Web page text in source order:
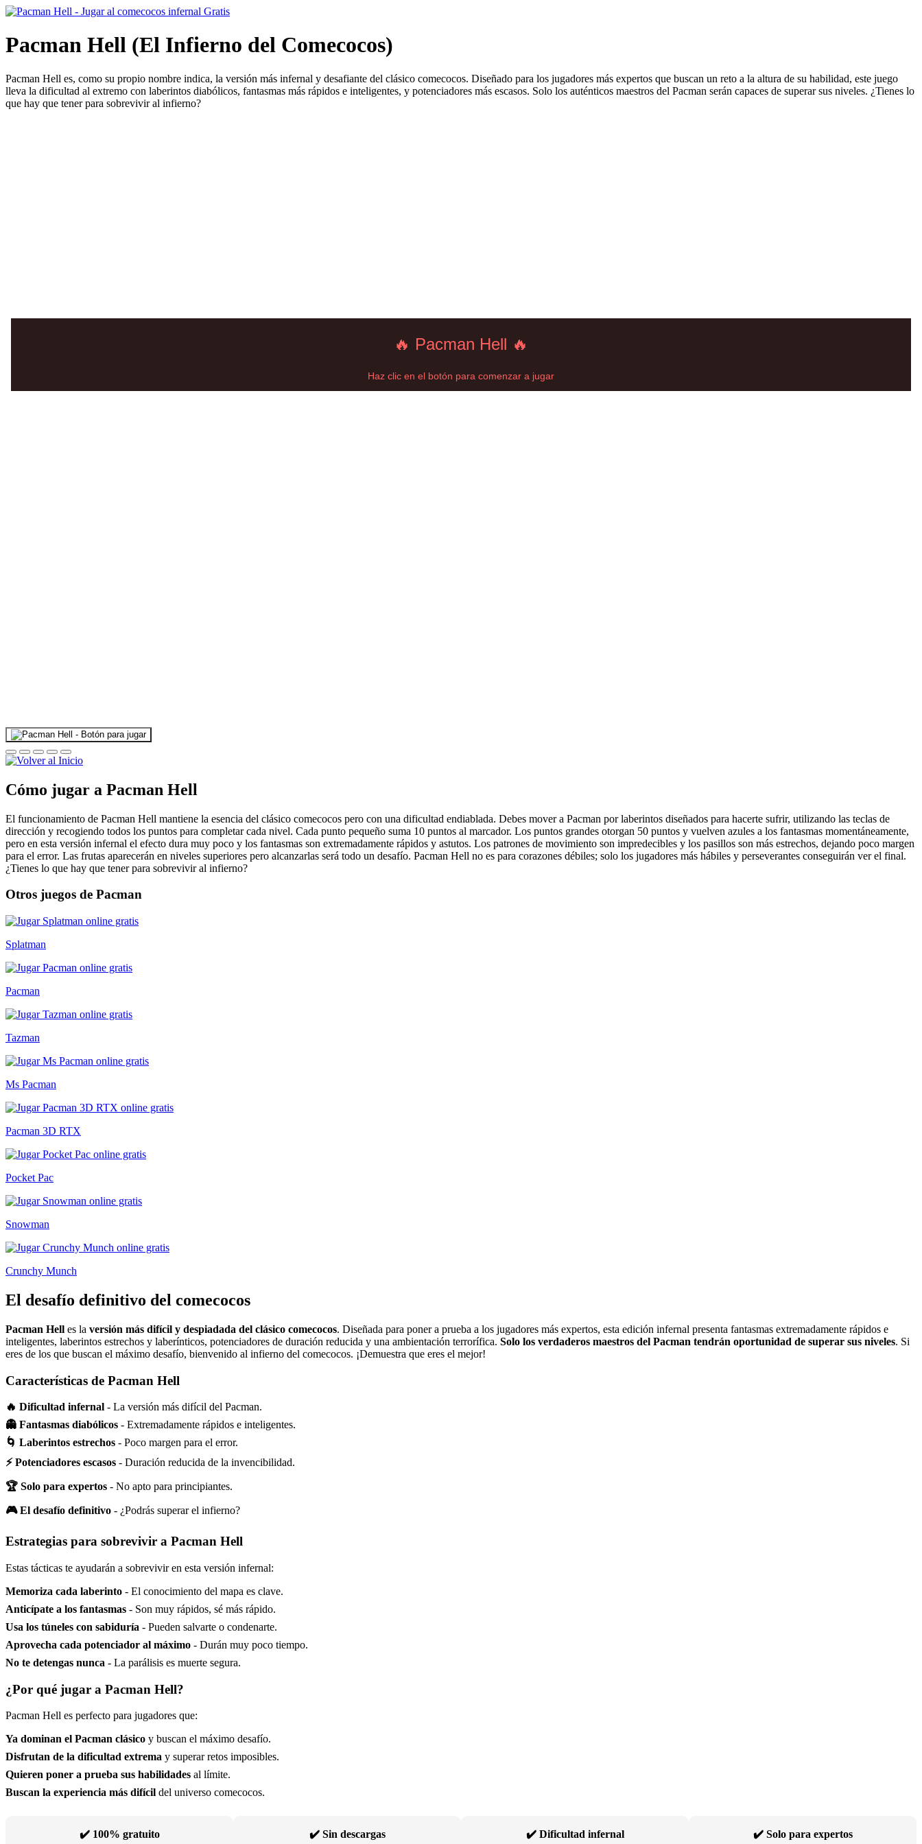
Pacman Hell (El Infierno del Comecocos)
Pacman Hell es, como su propio nombre indica, la versión más infernal y desafiante del clásico comecocos. Diseñado para los jugadores más expertos que buscan un reto a la altura de su habilidad, este juego
lleva la dificultad al extremo con laberintos diabólicos, fantasmas más rápidos e inteligentes, y potenciadores más escasos. Solo los auténticos maestros del Pacman serán capaces de superar sus niveles. ¿Tienes lo
que hay que tener para sobrevivir al infierno?
Cómo jugar a Pacman Hell
El funcionamiento de Pacman Hell mantiene la esencia del clásico comecocos pero con una dificultad endiablada. Debes mover a Pacman por laberintos diseñados para hacerte sufrir, utilizando las teclas de
dirección y recogiendo todos los puntos para completar cada nivel. Cada punto pequeño suma 10 puntos al marcador. Los puntos grandes otorgan 50 puntos y vuelven azules a los fantasmas momentáneamente,
pero en esta versión infernal el efecto dura muy poco y los fantasmas son extremadamente rápidos y astutos. Los patrones de movimiento son impredecibles y los pasillos son más estrechos, dejando poco margen
para el error. Las frutas aparecerán en niveles superiores pero alcanzarlas será todo un desafío. Pacman Hell no es para corazones débiles; solo los jugadores más hábiles y perseverantes conseguirán ver el final.
¿Tienes lo que hay que tener para sobrevivir al infierno?
Otros juegos de Pacman
Splatman
Pacman
Tazman
Ms Pacman
Pacman 3D RTX
Pocket Pac
Snowman
Crunchy Munch
El desafío definitivo del comecocos
Pacman Hell es la versión más difícil y despiadada del clásico comecocos. Diseñada para poner a prueba a los jugadores más expertos, esta edición infernal presenta fantasmas extremadamente rápidos e
inteligentes, laberintos estrechos y laberínticos, potenciadores de duración reducida y una ambientación terrorífica. Solo los verdaderos maestros del Pacman tendrán oportunidad de superar sus niveles. Si
eres de los que buscan el máximo desafío, bienvenido al infierno del comecocos. ¡Demuestra que eres el mejor!
Características de Pacman Hell
🔥 Dificultad infernal - La versión más difícil del Pacman.
👻 Fantasmas diabólicos - Extremadamente rápidos e inteligentes.
🌀 Laberintos estrechos - Poco margen para el error.
⚡ Potenciadores escasos - Duración reducida de la invencibilidad.
🏆 Solo para expertos - No apto para principiantes.
🎮 El desafío definitivo - ¿Podrás superar el infierno?
Estrategias para sobrevivir a Pacman Hell
Estas tácticas te ayudarán a sobrevivir en esta versión infernal:
Memoriza cada laberinto - El conocimiento del mapa es clave.
Anticípate a los fantasmas - Son muy rápidos, sé más rápido.
Usa los túneles con sabiduría - Pueden salvarte o condenarte.
Aprovecha cada potenciador al máximo - Durán muy poco tiempo.
No te detengas nunca - La parálisis es muerte segura.
¿Por qué jugar a Pacman Hell?
Pacman Hell es perfecto para jugadores que:
Ya dominan el Pacman clásico y buscan el máximo desafío.
Disfrutan de la dificultad extrema y superar retos imposibles.
Quieren poner a prueba sus habilidades al límite.
Buscan la experiencia más difícil del universo comecocos.
✔️ 100% gratuito ✔️ Sin descargas ✔️ Dificultad infernal ✔️ Solo para expertos